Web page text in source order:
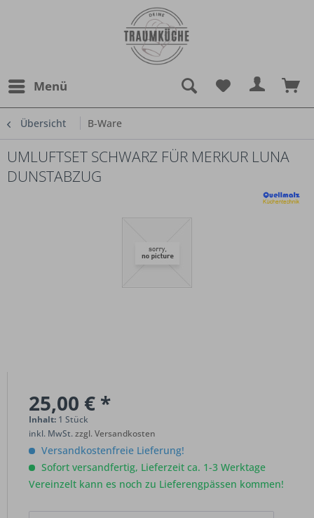
Menü
Übersicht B-Ware
UMLUFTSET SCHWARZ FÜR MERKUR LUNA
DUNSTABZUG
25,00 € *
Inhalt: 1 Stück
inkl. MwSt.zzgl. Versandkosten
Versandkostenfreie Lieferung!
Sofort versandfertig, Lieferzeit ca. 1-3 Werktage
Vereinzelt kann es noch zu Lieferengpässen kommen!